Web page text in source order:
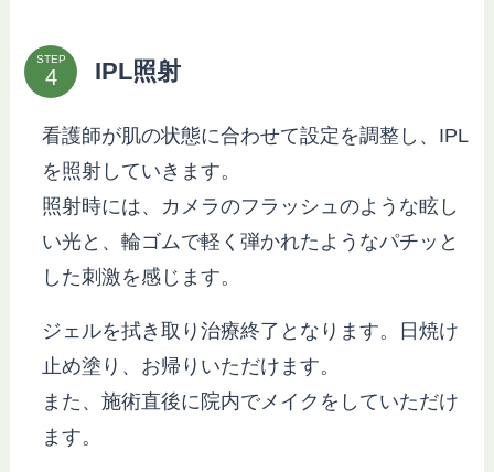
STEP IPL照射
看護師が肌の状態に合わせて設定を調整し、IPL
を照射していきます。
照射時には、カメラのフラッシュのような眩し
い光と、輪ゴムで軽く弾かれたようなパチッと
した刺激を感じます。
ジェルを拭き取り治療終了となります。日焼け
止め塗り、お帰りいただけます。
また、施術直後に院内でメイクをしていただけ
ます。